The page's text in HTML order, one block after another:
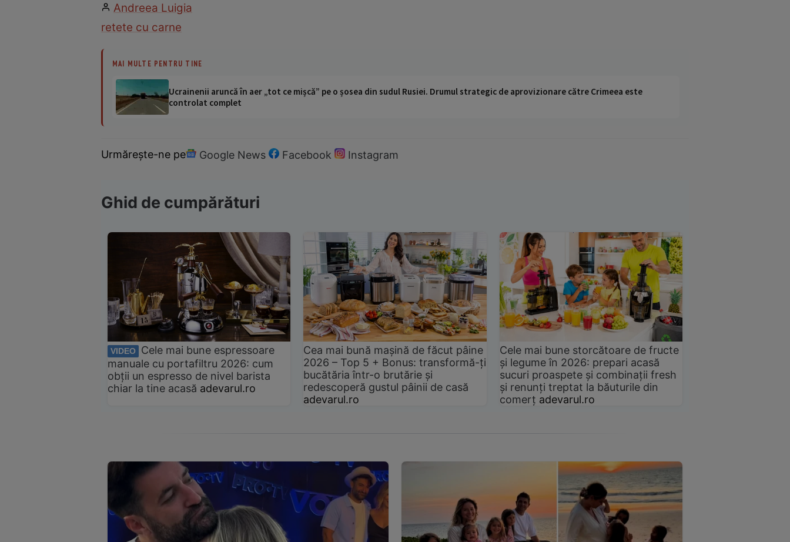
Andreea Luigia
retete cu carne
MAI MULTE PENTRU TINE
Ucrainenii aruncă în aer „tot ce mișcă” pe o șosea din sudul Rusiei. Drumul strategic de aprovizionare către Crimeea este
controlat complet
Urmărește-ne pe Google News Facebook Instagram
Ghid de cumpărături
VIDEO
Cele mai bune espressoare
manuale cu portafiltru 2026: cum
obții un espresso de nivel barista
chiar la tine acasă adevarul.ro
Cea mai bună mașină de făcut pâine
2026 – Top 5 + Bonus: transformă-ți
bucătăria într-o brutărie și
redescoperă gustul pâinii de casă
adevarul.ro
Cele mai bune storcătoare de fructe
și legume în 2026: prepari acasă
sucuri proaspete și combinații fresh
și renunți treptat la băuturile din
comerț adevarul.ro